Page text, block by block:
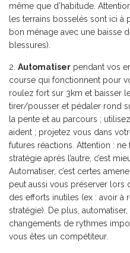
même que d’habitude.
les terrains bosselés sont ici à
bon ménage avec une baisse
blessures).
Automatiser pendant vos
course qui fonctionnent pour
roulez fort sur 3km et baisser
tirer/pousser et pédaler rond
la pente et au parcours ;
aident ; projetez vous dans
futures réactions. Attention :
stratégie après l’autre, c’est
Automatiser, c’est certes
peut aussi vous préserver lors
des efforts inutiles (ex : avoir
stratégie). De plus,
changements de rythmes
vous êtes un compétiteur.